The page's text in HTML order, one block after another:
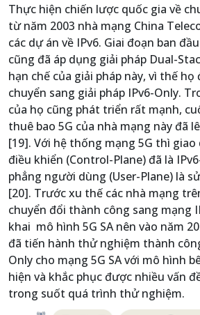
Thực hiện chiến lược quốc gia về
từ năm 2003 nhà mạng China
các dự án về IPv6. Giai đoạn ban
cũng đã áp dụng giải pháp Dual-
hạn chế của giải pháp này, vì thế họ
chuyển sang giải pháp IPv6-Only.
của họ cũng phát triển rất mạnh,
thuê bao 5G của nhà mạng này đã
[19]. Với hệ thống mạng 5G thì
điều khiển (Control-Plane) đã là
phẳng người dùng (User-Plane) là
[20]. Trước xu thế các nhà mạng
chuyển đổi thành công sang mạng
khai mô hình 5G SA nên vào năm
đã tiến hành thử nghiệm thành
Only cho mạng 5G SA với mô hình
hiện và khắc phục được nhiều vấn
trong suốt quá trình thử nghiệm.